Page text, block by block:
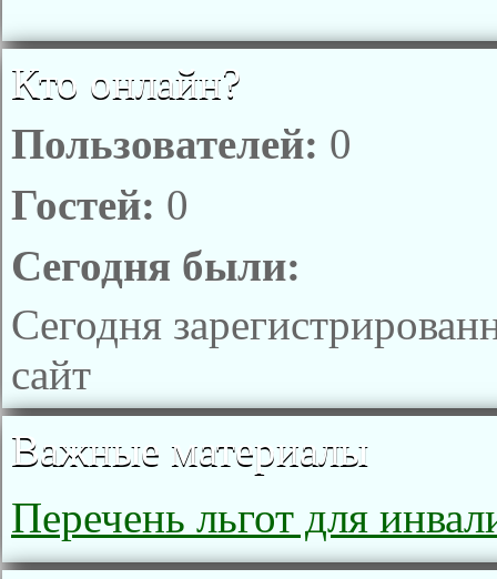
Кто онлайн?
Пользователей: 0
Гостей: 0
Сегодня были:
Сегодня
сайт
Важные материалы
Перечень льгот для